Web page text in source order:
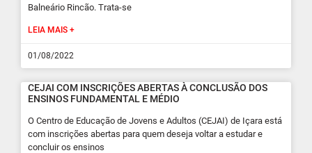
Balneário Rincão. Trata-se
LEIA MAIS +
01/08/2022
CEJAI COM INSCRIÇÕES ABERTAS À CONCLUSÃO DOS
ENSINOS FUNDAMENTAL E MÉDIO
O Centro de Educação de Jovens e Adultos (CEJAI) de Içara está
com inscrições abertas para quem deseja voltar a estudar e
concluir os ensinos